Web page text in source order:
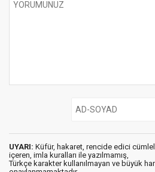
UYARI: Küfür, hakaret, rencide edici
içeren, imla kuralları ile yazılmamış,
Türkçe karakter kullanılmayan ve büyük